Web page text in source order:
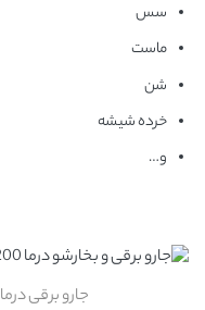
سس
ماست
شن
خرده شیشه
و…
جارو برقی درما XIAOMI Deerma TJ200